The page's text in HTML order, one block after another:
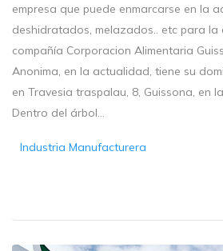
empresa que puede enmarcarse en la
deshidratados, melazados.. etc para la
compañía Corporacion Alimentaria
Anonima, en la actualidad, tiene su
en Travesia traspalau, 8, Guissona, en
Dentro del árbol...
Industria Manufacturera